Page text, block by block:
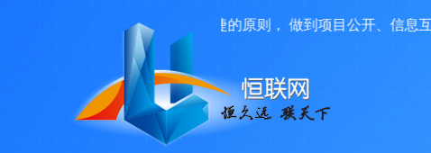
我们本着高效、透明、便捷的原则， 做到项目公开、信息互联。